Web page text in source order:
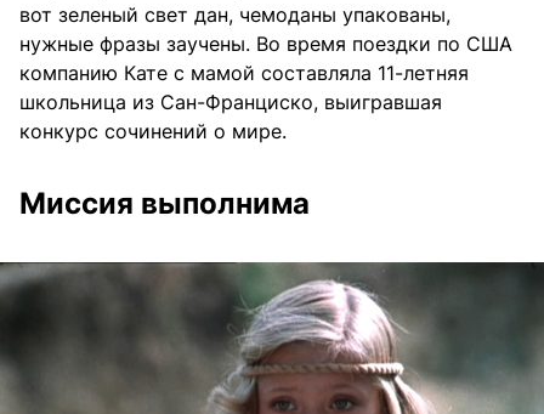
вот зеленый свет дан, чемоданы упакованы,
нужные фразы заучены. Во время поездки по США
компанию Кате с мамой составляла 11-летняя
школьница из Сан-Франциско, выигравшая
конкурс сочинений о мире.
Миссия выполнима